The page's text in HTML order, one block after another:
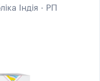
Індія · РП